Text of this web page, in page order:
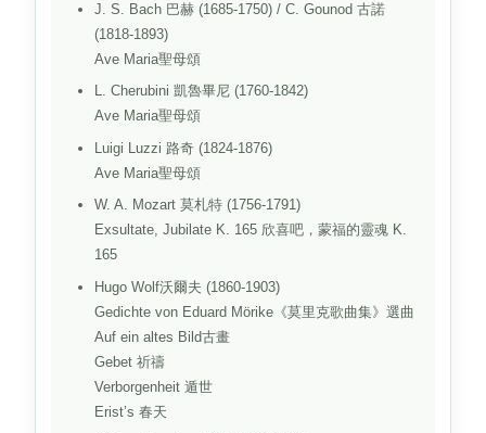
J. S. Bach 巴赫 (1685-1750) / C. Gounod 古諾
(1818-1893)
Ave Maria聖母頌
L. Cherubini 凱魯畢尼 (1760-1842)
Ave Maria聖母頌
Luigi Luzzi 路奇 (1824-1876)
Ave Maria聖母頌
W. A. Mozart 莫札特 (1756-1791)
Exsultate, Jubilate K. 165 欣喜吧，蒙福的靈魂 K.
165
Hugo Wolf沃爾夫 (1860-1903)
Gedichte von Eduard Mörike《莫里克歌曲集》選曲
Auf ein altes Bild古畫
Gebet 祈禱
Verborgenheit 遁世
Erist’s 春天